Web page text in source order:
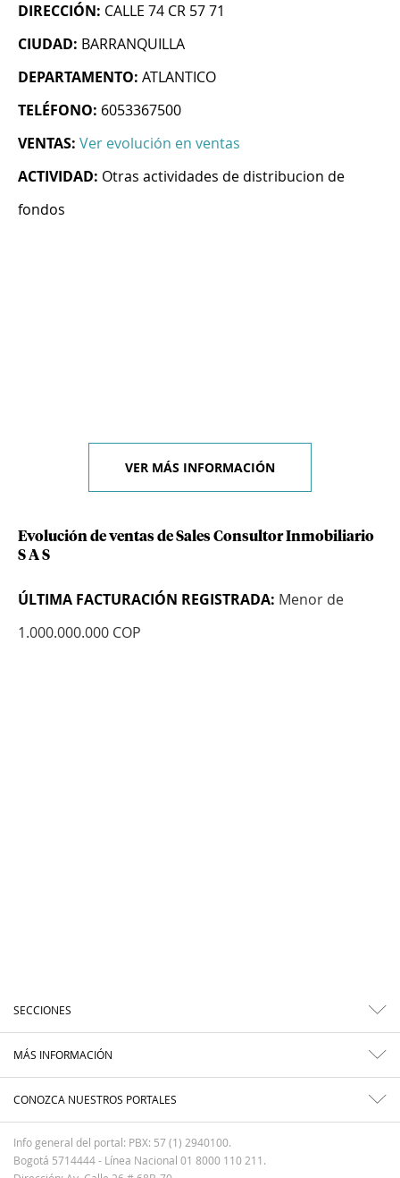
DIRECCIÓN: CALLE 74 CR 57 71
CIUDAD: BARRANQUILLA
DEPARTAMENTO: ATLANTICO
TELÉFONO: 6053367500
VENTAS: Ver evolución en ventas
ACTIVIDAD: Otras actividades de distribucion de
fondos
VER MÁS INFORMACIÓN
Evolución de ventas de Sales Consultor Inmobiliario
S A S
ÚLTIMA FACTURACIÓN REGISTRADA: Menor de
1.000.000.000 COP
SECCIONES
MÁS INFORMACIÓN
CONOZCA NUESTROS PORTALES
Info general del portal: PBX: 57 (1) 2940100.
Bogotá 5714444 - Línea Nacional 01 8000 110 211.